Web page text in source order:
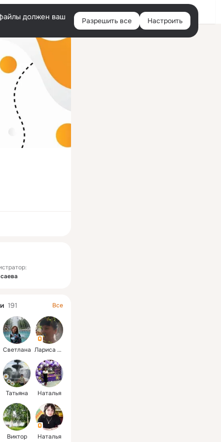
Войти
должен ваш Разрешить все Настроить
191 Все
Светлана Лариса федоровна
Татьяна Наталья
Виктор Наталья